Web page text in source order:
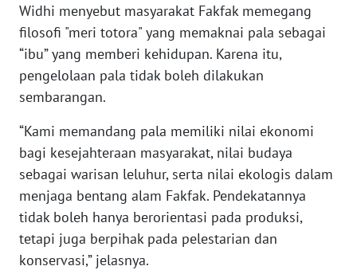
Widhi menyebut masyarakat Fakfak memegang
filosofi "meri totora" yang memaknai pala sebagai
“ibu” yang memberi kehidupan. Karena itu,
pengelolaan pala tidak boleh dilakukan
sembarangan.
“Kami memandang pala memiliki nilai ekonomi
bagi kesejahteraan masyarakat, nilai budaya
sebagai warisan leluhur, serta nilai ekologis dalam
menjaga bentang alam Fakfak. Pendekatannya
tidak boleh hanya berorientasi pada produksi,
tetapi juga berpihak pada pelestarian dan
konservasi,” jelasnya.
NTB
WN
SULTENG
SULBAR
WN
BABEL
WN
SUMBAR